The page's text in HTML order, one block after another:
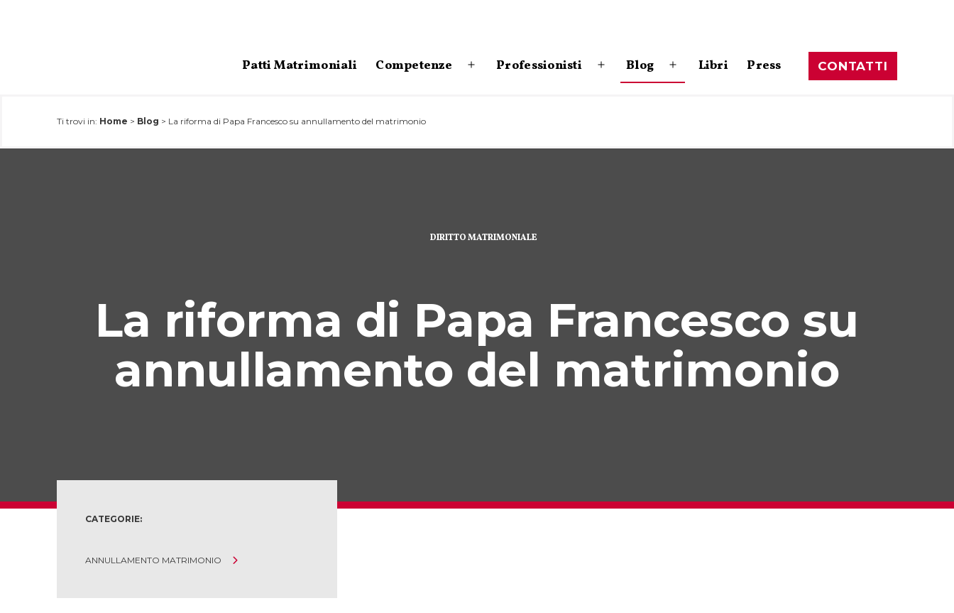
Patti Matrimoniali Competenze
Apri
Professionisti
Apri
menu
Blog
Apri
menu
Libri Press CONTATTI
Ti trovi in: Home > Blog > La riforma di Papa Francesco su annullamento del matrimonio
DIRITTO MATRIMONIALE
La riforma di Papa Francesco su
annullamento del matrimonio
CATEGORIE:
ANNULLAMENTO MATRIMONIO